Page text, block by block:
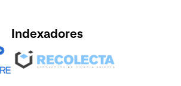
Indexadores